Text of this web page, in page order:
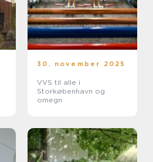
30. november 2025
VVS til alle i
Storkøbenhavn og
omegn